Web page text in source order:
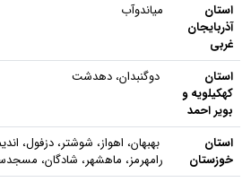
استان
آذربایجان
غربی
میاندوآب
استان
کهکیلویه و
بویر احمد
دوگنبدان، دهدشت
استان
خوزستان
بهبهان، اهواز، شوشتر، دزفول،
رامهرمز، ماهشهر، شادگان،